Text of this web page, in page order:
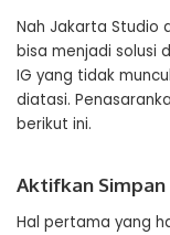
Nah Jakarta Studio
bisa menjadi solusi
IG yang tidak
diatasi.
berikut ini.
Aktifkan Simpan
Hal pertama yang